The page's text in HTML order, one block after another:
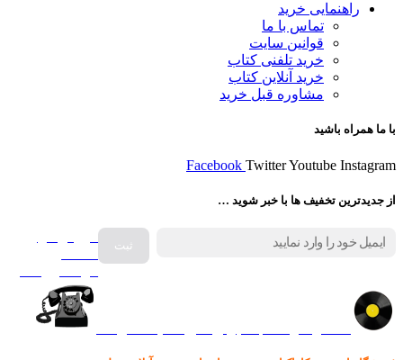
راهنمایی خرید
تماس با ما
قوانین سایت
خرید تلفنی کتاب
خرید آنلاین کتاب
مشاوره قبل خرید
با ما همراه باشید
Facebook TwitterYoutube Instagram
از جدیدترین تخفیف ها با خبر شوید …
فروش انواع